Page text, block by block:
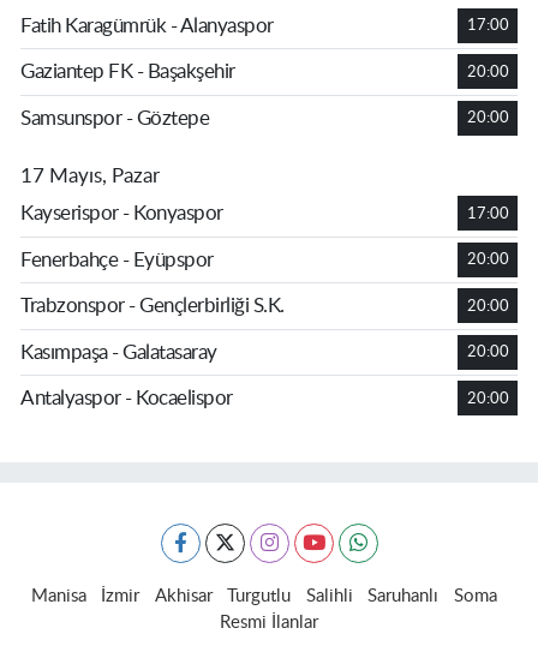
Fatih Karagümrük - Alanyaspor
17:00
Gaziantep FK - Başakşehir 20:00
Samsunspor - Göztepe 20:00
17 Mayıs, Pazar
Kayserispor - Konyaspor
17:00
Fenerbahçe - Eyüpspor 20:00
Trabzonspor - Gençlerbirliği S.K. 20:00
Kasımpaşa - Galatasaray 20:00
Antalyaspor - Kocaelispor 20:00
Manisa İzmir Akhisar Turgutlu Salihli Saruhanlı
Soma
Resmi İlanlar